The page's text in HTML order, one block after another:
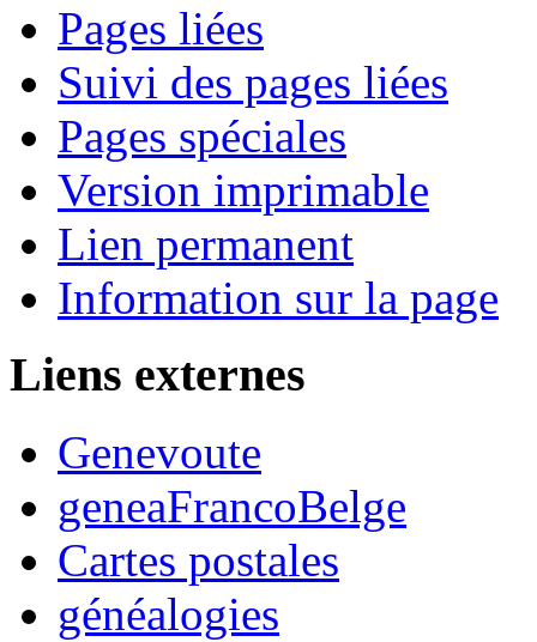
Pages liées
Suivi des pages liées
Pages spéciales
Version imprimable
Lien permanent
Information sur la page
Liens externes
Genevoute
geneaFrancoBelge
Cartes postales
généalogies